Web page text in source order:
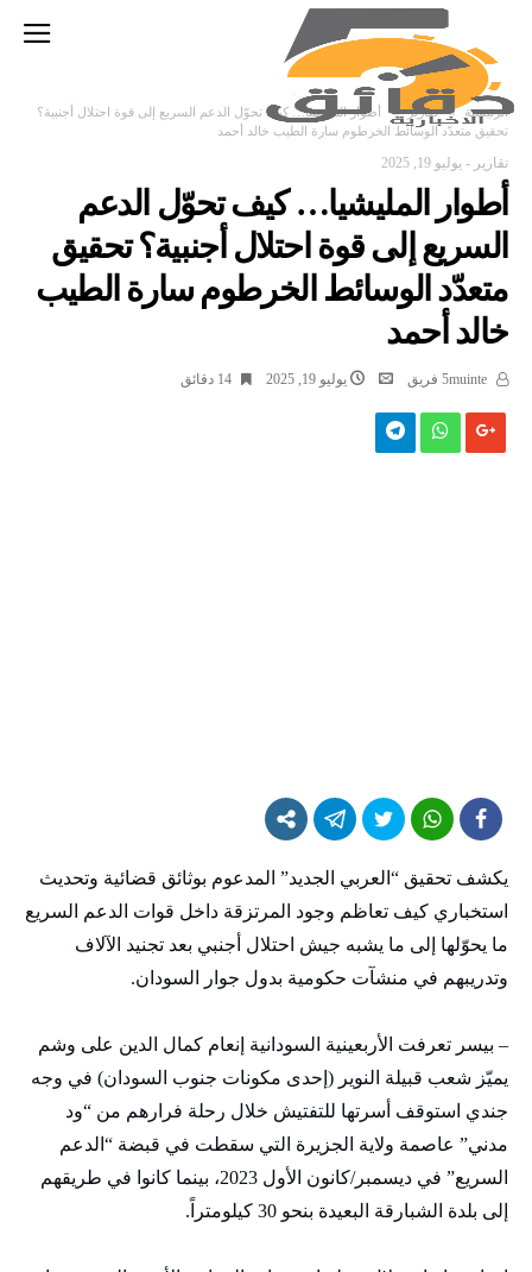
‫الرئيسية‬ تقارير
أطوار المليشيا… كيف تحوّل الدعم السريع إلى قوة احتلال أجنبية؟
تحقيق متعدّد الوسائط الخرطوم سارة الطيب خالد أحمد
تقارير - يوليو 19, 2025
أطوار المليشيا… كيف تحوّل الدعم
السريع إلى قوة احتلال أجنبية؟ تحقيق
متعدّد الوسائط الخرطوم سارة الطيب
خالد أحمد
يوليو 19, 2025 14 ‫دقائق‬
يكشف تحقيق “العربي الجديد” المدعوم بوثائق قضائية وتحديث
استخباري كيف تعاظم وجود المرتزقة داخل قوات الدعم السريع
ما يحوّلها إلى ما يشبه جيش احتلال أجنبي بعد تجنيد الآلاف
وتدريبهم في منشآت حكومية بدول جوار السودان.
– بيسر تعرفت الأربعينية السودانية إنعام كمال الدين على وشم
يميّز شعب قبيلة النوير (إحدى مكونات جنوب السودان) في وجه
جندي استوقف أسرتها للتفتيش خلال رحلة فرارهم من “ود
مدني” عاصمة ولاية الجزيرة التي سقطت في قبضة “الدعم
السريع” في ديسمبر/كانون الأول 2023، بينما كانوا في طريقهم
إلى بلدة الشبارقة البعيدة بنحو 30 كيلومتراً.